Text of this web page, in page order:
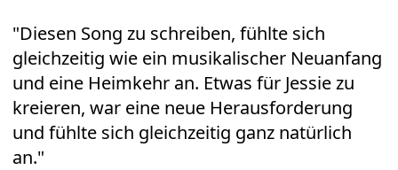
"Diesen Song zu schreiben, fühlte sich
gleichzeitig wie ein musikalischer Neuanfang
und eine Heimkehr an. Etwas für Jessie zu
kreieren, war eine neue Herausforderung
und fühlte sich gleichzeitig ganz natürlich
an."